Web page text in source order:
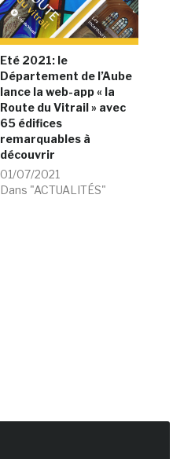
Eté 2021: le
Département de l’Aube
lance la web-app « la
Route du Vitrail » avec
65 édifices
remarquables à
découvrir
01/07/2021
Dans "ACTUALITÉS"